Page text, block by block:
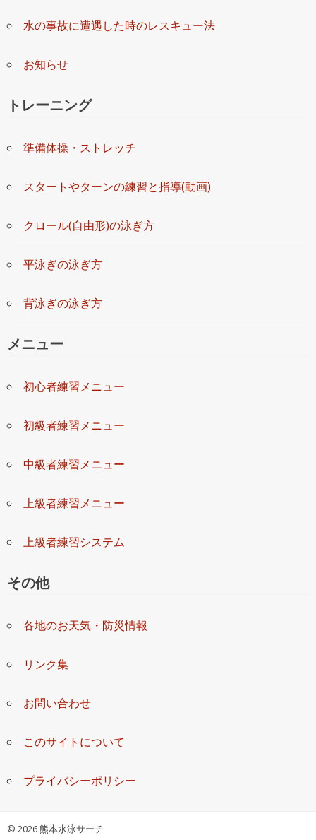
水の事故に遭遇した時のレスキュー法
お知らせ
トレーニング
準備体操・ストレッチ
スタートやターンの練習と指導(動画)
クロール(自由形)の泳ぎ方
平泳ぎの泳ぎ方
背泳ぎの泳ぎ方
メニュー
初心者練習メニュー
初級者練習メニュー
中級者練習メニュー
上級者練習メニュー
上級者練習システム
その他
各地のお天気・防災情報
リンク集
お問い合わせ
このサイトについて
プライバシーポリシー
© 2026 熊本水泳サーチ